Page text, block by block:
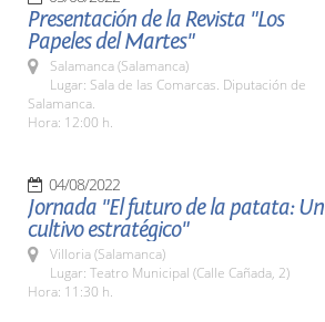
Presentación de la Revista "Los
Papeles del Martes"
Salamanca (Salamanca)
Lugar: Sala de las Comarcas. Diputación de
Salamanca.
Hora: 12:00 h.
04/08/2022
Jornada "El futuro de la patata: Un
cultivo estratégico"
Villoria (Salamanca)
Lugar: Teatro Municipal (Calle Cañada, 2)
Hora: 11:30 h.